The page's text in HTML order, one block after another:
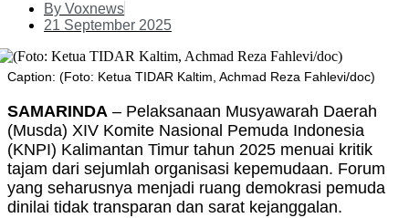
By Voxnews
21 September 2025
Caption: (Foto: Ketua TIDAR Kaltim, Achmad Reza Fahlevi/doc)
SAMARINDA – Pelaksanaan Musyawarah Daerah
(Musda) XIV Komite Nasional Pemuda Indonesia
(KNPI) Kalimantan Timur tahun 2025 menuai kritik
tajam dari sejumlah organisasi kepemudaan. Forum
yang seharusnya menjadi ruang demokrasi pemuda
dinilai tidak transparan dan sarat kejanggalan.